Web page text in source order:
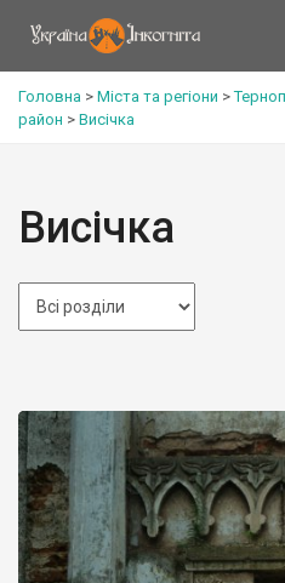
Головна > Міста та регіони >
район > Висічка
Висічка